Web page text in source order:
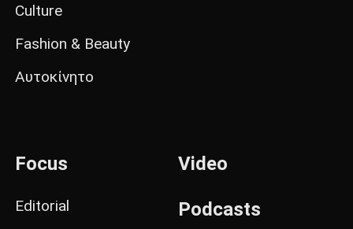
Culture
Fashion & Beauty
Αυτοκίνητο
Focus
Editorial
Video
Podcasts